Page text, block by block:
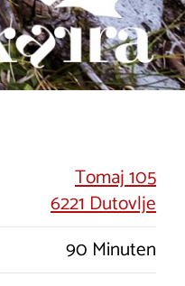
Tomaj 105
6221 Dutovlje
90 Minuten